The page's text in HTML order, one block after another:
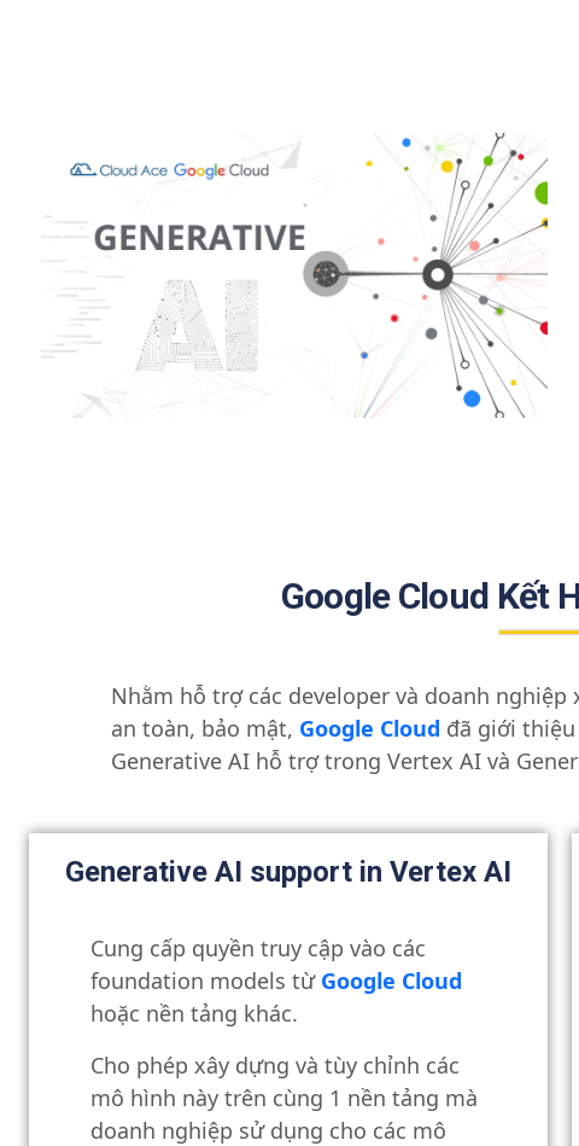
Google Cloud Kết
Nhằm hỗ trợ các developer và doanh
an toàn, bảo mật, Google Cloud đã giới
Generative AI hỗ trợ trong Vertex AI và
Generative AI support in Vertex AI
Cung cấp quyền truy cập vào các
foundation models từGoogle Cloud
hoặc nền tảng khác.
Cho phép xây dựng và tùy chỉnh các
mô hình này trên cùng 1 nền tảng mà
doanh nghiệp sử dụng cho các mô